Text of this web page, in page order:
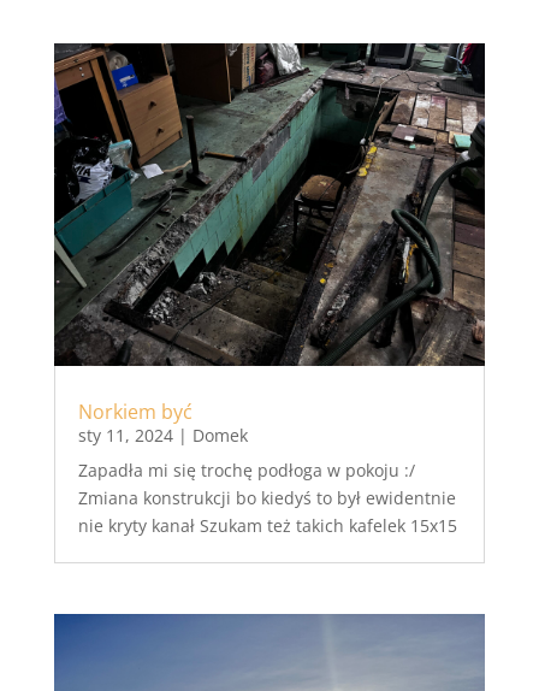
Norkiem być
sty 11, 2024| Domek
Zapadła mi się trochę podłoga w pokoju :/
Zmiana konstrukcji bo kiedyś to był ewidentnie
nie kryty kanał Szukam też takich kafelek 15x15